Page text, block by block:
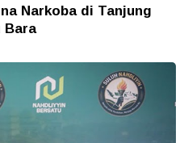
Narkoba di Tanjung
Bara